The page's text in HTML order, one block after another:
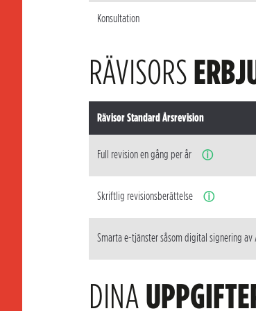
Konsultation
RÄVISORS
Rävisor Standard Årsrevision
Full revision en gång per år ⓘ
Skriftlig revisionsberättelse ⓘ
Smarta e-tjänster såsom digital signering av
DINA